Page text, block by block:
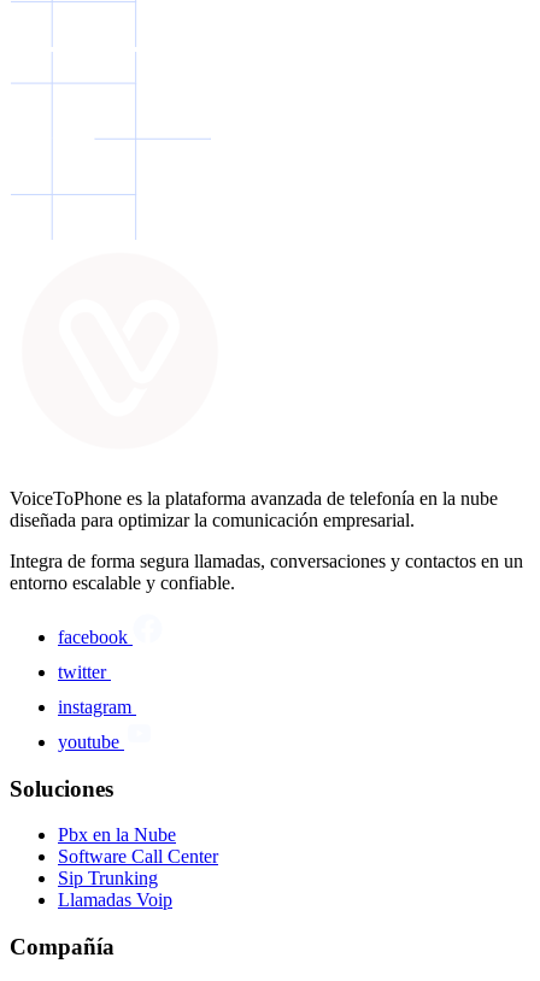
VoiceToPhone es la plataforma avanzada de telefonía en la nube
diseñada para optimizar la comunicación empresarial.
Integra de forma segura llamadas, conversaciones y contactos en un
entorno escalable y confiable.
facebook
twitter
instagram
youtube
Soluciones
Pbx en la Nube
Software Call Center
Sip Trunking
Llamadas Voip
Compañía